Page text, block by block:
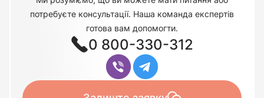
потребуєте консультації. Наша команда експертів
готова вам допомогти.
0 800-330-312